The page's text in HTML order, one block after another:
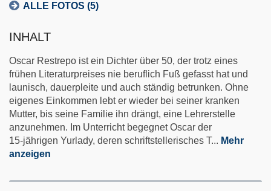
ALLE FOTOS (5)
INHALT
Oscar Restrepo ist ein Dichter über 50, der trotz eines
frühen Literaturpreises nie beruflich Fuß gefasst hat und
launisch, dauerpleite und auch ständig betrunken. Ohne
eigenes Einkommen lebt er wieder bei seiner kranken
Mutter, bis seine Familie ihn drängt, eine Lehrerstelle
anzunehmen. Im Unterricht begegnet Oscar der
15‑jährigen Yurlady, deren schriftstellerisches T... Mehr
anzeigen